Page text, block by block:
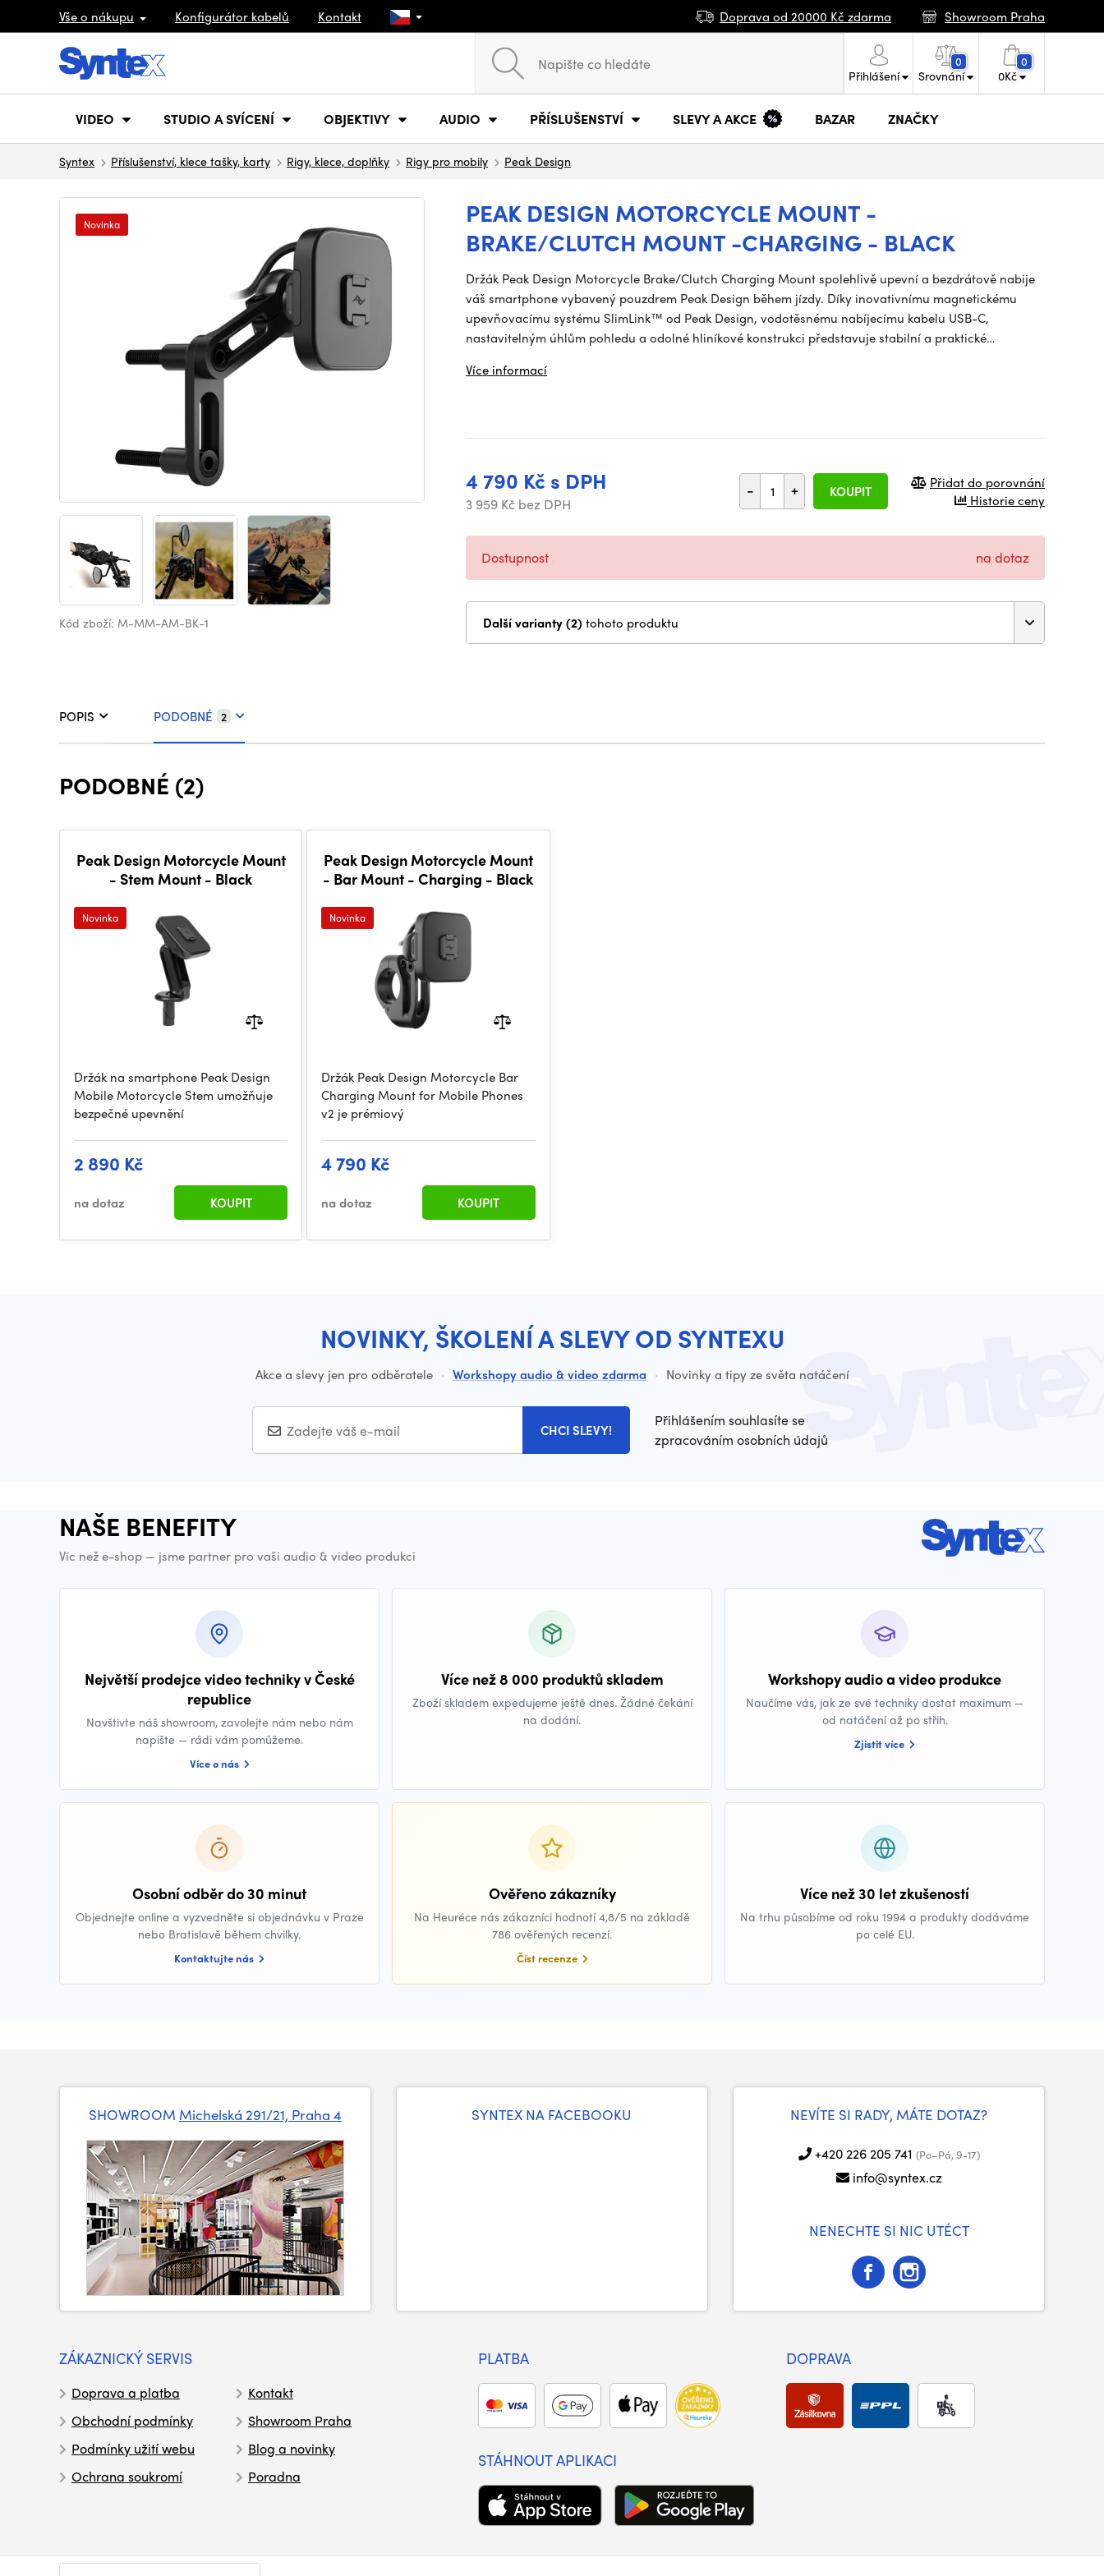
Vše o nákupu Konfigurátor kabelů Kontakt Doprava od 20000 Kč zdarma Showroom Praha
Přihlášení
0
Srovnání
0
0Kč
VIDEO STUDIO A SVÍCENÍ OBJEKTIVY AUDIO PŘÍSLUŠENSTVÍ SLEVY A AKCE BAZAR ZNAČKY
Syntex Příslušenství, klece tašky, karty Rigy, klece, doplňky Rigy pro mobily Peak Design
PEAK DESIGN MOTORCYCLE MOUNT -
BRAKE/CLUTCH MOUNT -CHARGING - BLACK
Novinka
Kód zboží: M-MM-AM-BK-1
Držák Peak Design Motorcycle Brake/Clutch Charging Mount spolehlivě upevní a bezdrátově nabije
váš smartphone vybavený pouzdrem Peak Design během jízdy. Díky inovativnímu magnetickému
upevňovacímu systému SlimLink™ od Peak Design, vodotěsnému nabíjecímu kabelu USB-C,
nastavitelným úhlům pohledu a odolné hliníkové konstrukci představuje stabilní a praktické…
Více informací
4 790 Kč s DPH
3 959 Kč bez DPH
- + KOUPIT
Přidat do porovnání
Historie ceny
Dostupnost na dotaz
Další varianty (2) tohoto produktu
POPIS PODOBNÉ 2
PODOBNÉ (2)
Peak Design Motorcycle Mount
- Stem Mount - Black
Novinka
Držák na smartphone Peak Design
Mobile Motorcycle Stem umožňuje
bezpečné upevnění
2 890 Kč
na dotaz KOUPIT
Peak Design Motorcycle Mount
- Bar Mount - Charging - Black
Novinka
Držák Peak Design Motorcycle Bar
Charging Mount for Mobile Phones
v2 je prémiový
4 790 Kč
na dotaz KOUPIT
NOVINKY, ŠKOLENÍ A SLEVY OD SYNTEXU
Akce a slevy jen pro odběratele · Workshopy audio & video zdarma · Novinky a tipy ze světa natáčení
CHCI SLEVY!
Přihlášením souhlasíte se
zpracováním osobních údajů
NAŠE BENEFITY
Víc než e-shop — jsme partner pro vaši audio & video produkci
Největší prodejce video techniky v České
republice
Navštivte náš showroom, zavolejte nám nebo nám
napište — rádi vám pomůžeme.
Více o nás
Více než 8 000 produktů skladem
Zboží skladem expedujeme ještě dnes. Žádné čekání
na dodání.
Workshopy audio a video produkce
Naučíme vás, jak ze své techniky dostat maximum —
od natáčení až po střih.
Zjistit více
Osobní odběr do 30 minut
Objednejte online a vyzvedněte si objednávku v Praze
nebo Bratislavě během chvilky.
Kontaktujte nás
Ověřeno zákazníky
Na Heuréce nás zákazníci hodnotí 4,8/5 na základě
786 ověřených recenzí.
Číst recenze
Více než 30 let zkušeností
Na trhu působíme od roku 1994 a produkty dodáváme
po celé EU.
SHOWROOM Michelská 291/21, Praha 4 SYNTEX NA FACEBOOKU NEVÍTE SI RADY, MÁTE DOTAZ?
+420 226 205 741 (Po–Pá, 9-17)
info@syntex.cz
NENECHTE SI NIC UTÉCT
ZÁKAZNICKÝ SERVIS
Doprava a platba
Obchodní podmínky
Podmínky užití webu
Ochrana soukromí
Kontakt
Showroom Praha
Blog a novinky
Poradna
PLATBA DOPRAVA
STÁHNOUT APLIKACI